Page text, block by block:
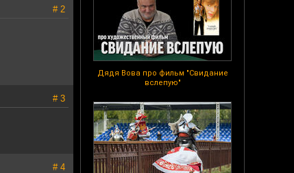
Дядя Вова про фильм "Свидание
вслепую"
# 2
# 3
# 4